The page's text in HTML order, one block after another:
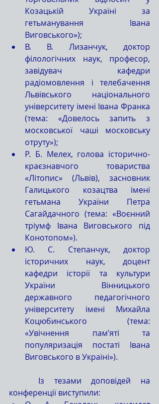
Козацькій Україні за
гетьманування Івана
Виговського»);
В. В. Лизанчук, доктор
філологічних наук, професор,
завідувач кафедри
радіомовлення і телебачення
Львівського національного
університету імені Івана Франка
(тема: «Довелось запить з
московської чаші московську
отруту»);
Р. Б. Мелех, голова історично-
краєзнавчого товариства
«Літопис» (Львів), засновник
Галицького козацтва імені
гетьмана України Петра
Сагайдачного (тема: «Воєнний
тріумф Івана Виговського під
Конотопом»).
Ю. С. Степанчук, доктор
історичних наук, доцент
кафедри історії та культури
України Вінницького
державного педагогічного
університету імені Михайла
Коцюбинського (тема:
«Увічнення пам’яті та
популяризація постаті Івана
Виговського в Україні»).
конференції виступили: